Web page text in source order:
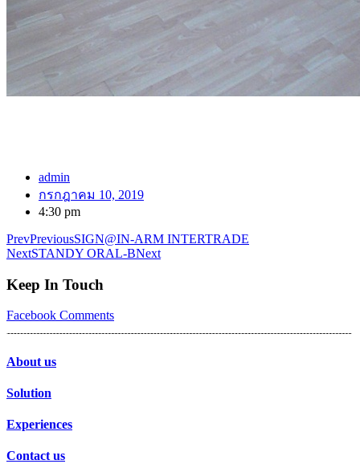
admin
กรกฎาคม 10, 2019
4:30 pm
PrevPreviousSIGN@IN-ARM INTERTRADE
NextSTANDY ORAL-BNext
Keep In Touch
Facebook Comments
About us
Solution
Experiences
Contact us